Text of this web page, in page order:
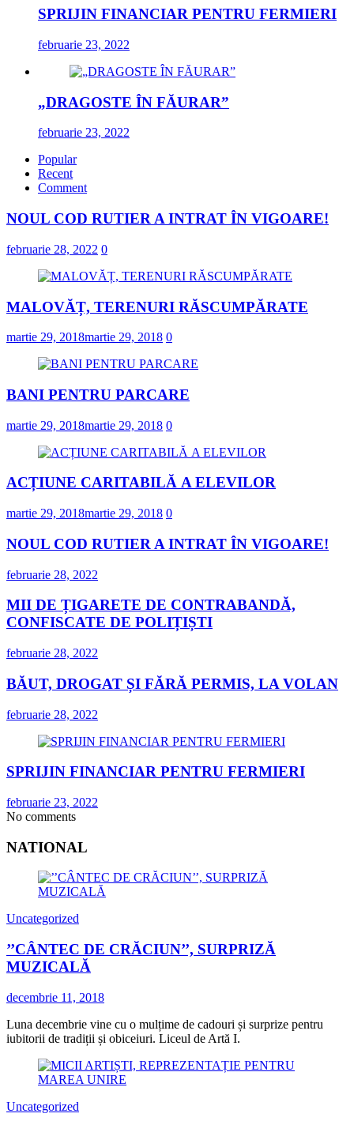
SPRIJIN FINANCIAR PENTRU FERMIERI
februarie 23, 2022
„DRAGOSTE ÎN FĂURAR”
februarie 23, 2022
Popular
Recent
Comment
NOUL COD RUTIER A INTRAT ÎN VIGOARE!
februarie 28, 2022 0
MALOVĂȚ, TERENURI RĂSCUMPĂRATE
martie 29, 2018martie 29, 2018 0
BANI PENTRU PARCARE
martie 29, 2018martie 29, 2018 0
ACȚIUNE CARITABILĂ A ELEVILOR
martie 29, 2018martie 29, 2018 0
NOUL COD RUTIER A INTRAT ÎN VIGOARE!
februarie 28, 2022
MII DE ȚIGARETE DE CONTRABANDĂ,
CONFISCATE DE POLIȚIȘTI
februarie 28, 2022
BĂUT, DROGAT ȘI FĂRĂ PERMIS, LA VOLAN
februarie 28, 2022
SPRIJIN FINANCIAR PENTRU FERMIERI
februarie 23, 2022
No comments
NATIONAL
Uncategorized
’’CÂNTEC DE CRĂCIUN’’, SURPRIZĂ
MUZICALĂ
decembrie 11, 2018
Luna decembrie vine cu o mulțime de cadouri și surprize pentru
iubitorii de tradiții și obiceiuri. Liceul de Artă I.
Uncategorized